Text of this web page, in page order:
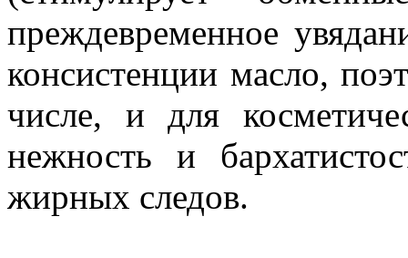
преждевременное
консистенции масло,
числе, и для
нежность и
жирных следов.